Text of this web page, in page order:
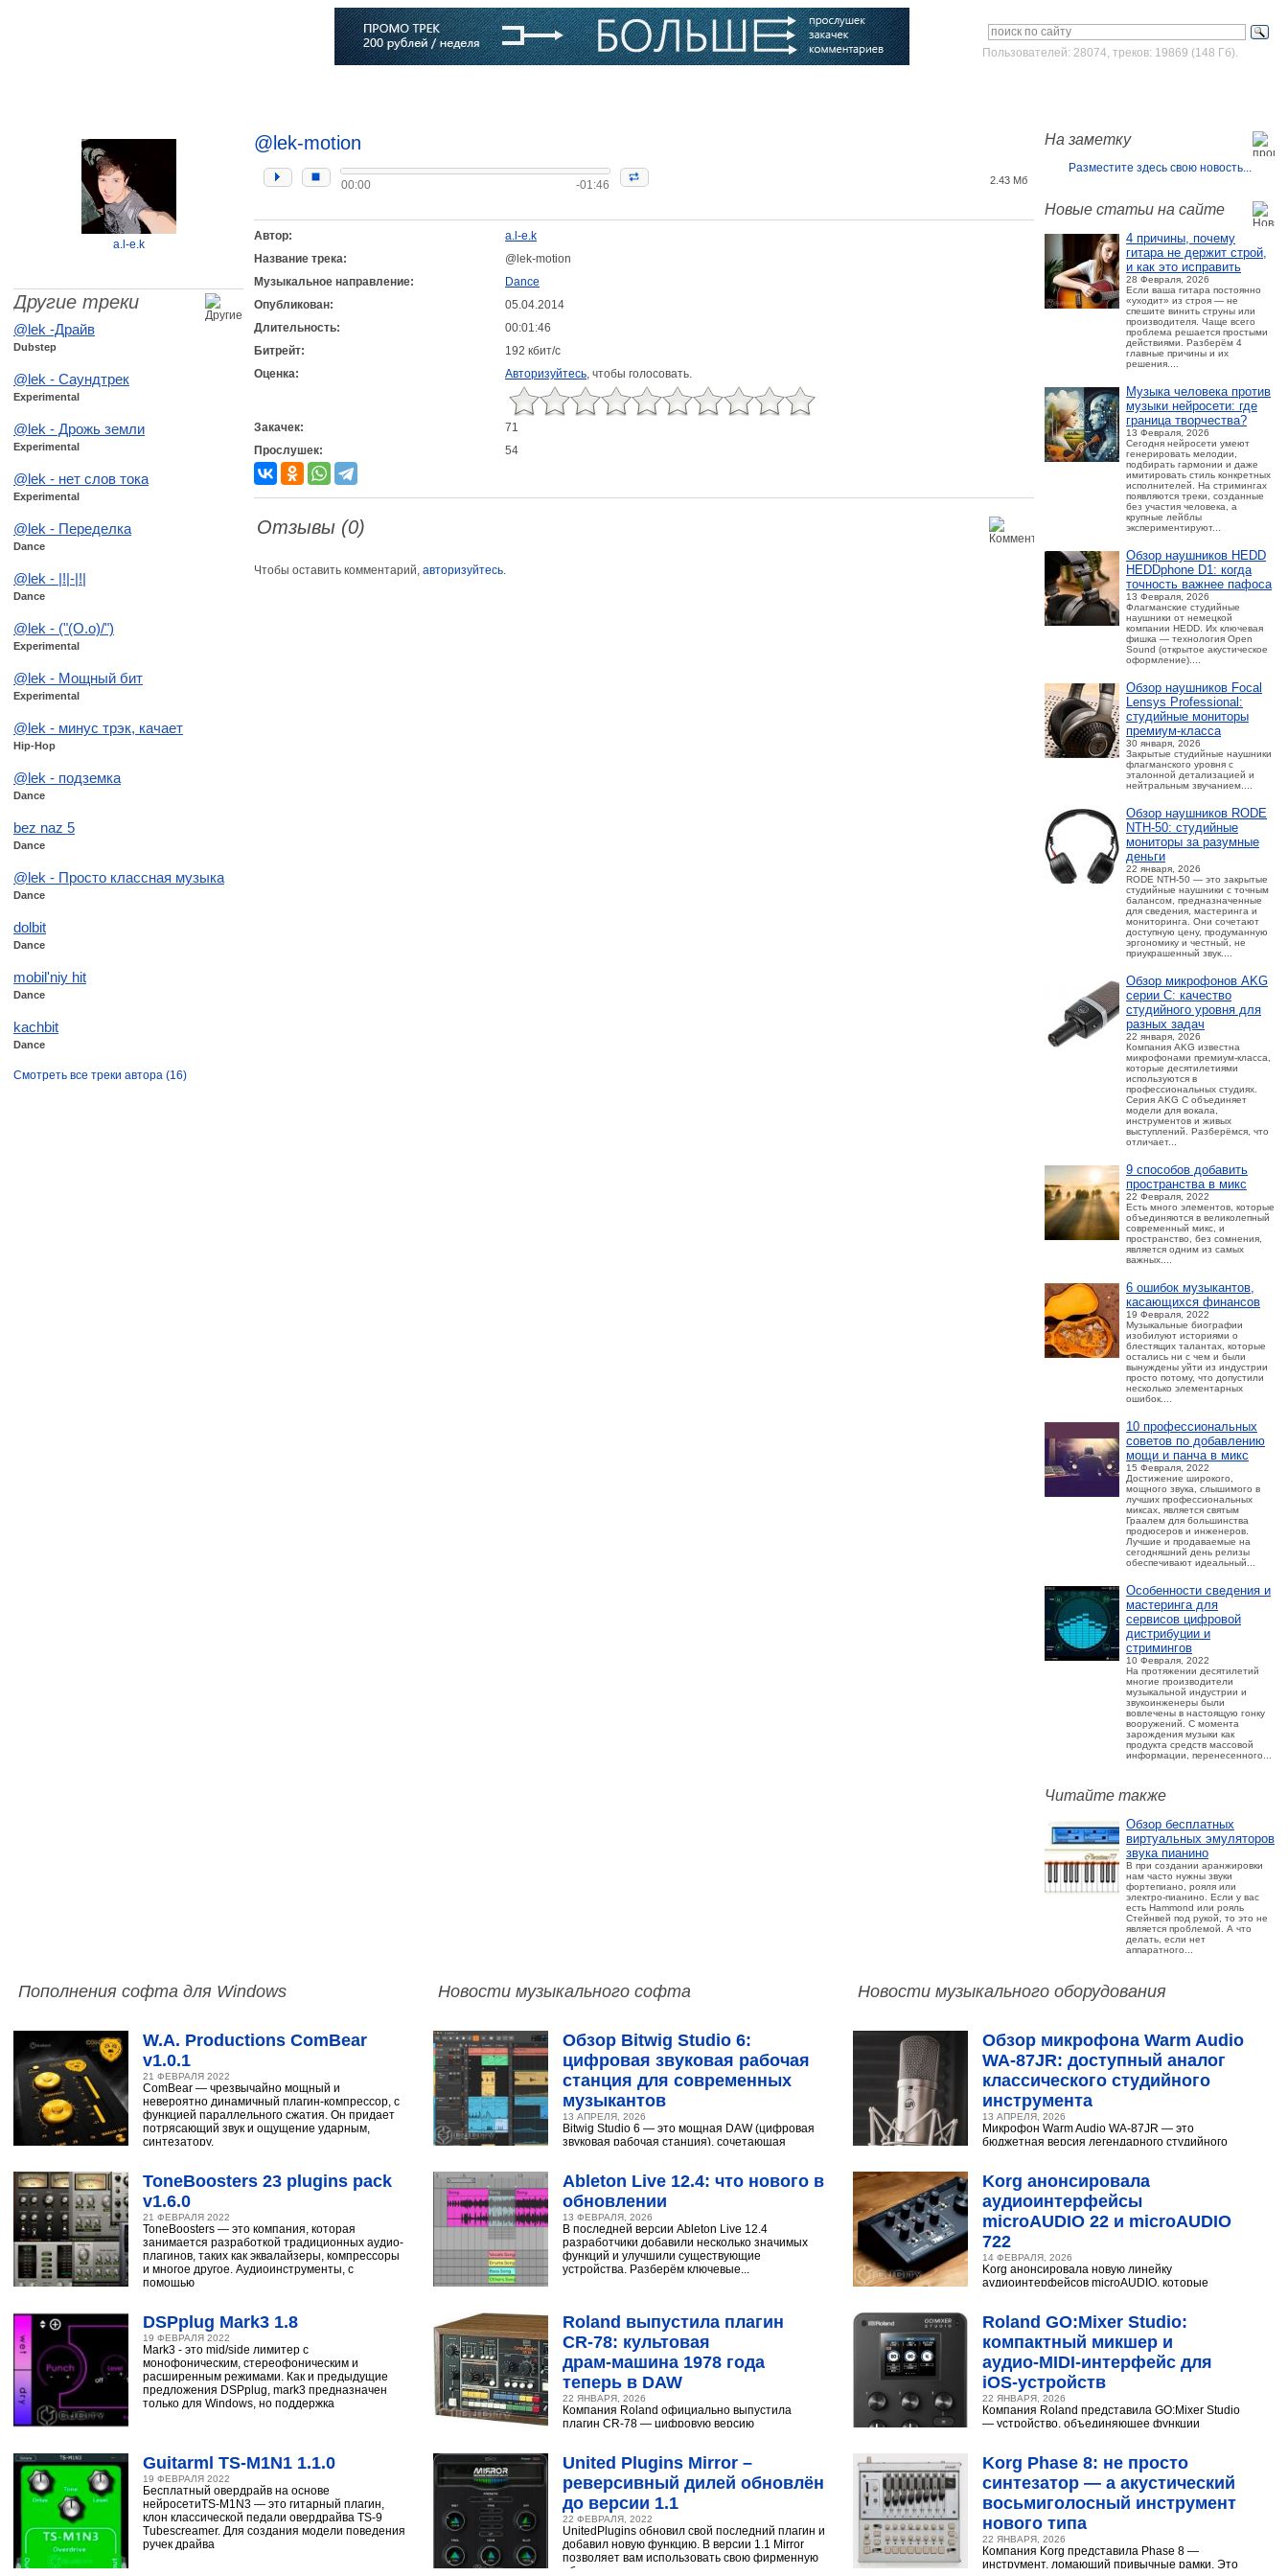
Пользователей: 28074, треков: 19869 (148 Гб).
На заметку
Разместите здесь свою новость...
Новые статьи на сайте
4 причины, почему
гитара не держит строй,
и как это исправить
28 Февраля, 2026
Если ваша гитара постоянно
«уходит» из строя — не
спешите винить струны или
производителя. Чаще всего
проблема решается простыми
действиями. Разберём 4
главные причины и их
решения....
Музыка человека против
музыки нейросети: где
граница творчества?
13 Февраля, 2026
Сегодня нейросети умеют
генерировать мелодии,
подбирать гармонии и даже
имитировать стиль конкретных
исполнителей. На стримингах
появляются треки, созданные
без участия человека, а
крупные лейблы
экспериментируют...
Обзор наушников HEDD
HEDDphone D1: когда
точность важнее пафоса
13 Февраля, 2026
Флагманские студийные
наушники от немецкой
компании HEDD. Их ключевая
фишка — технология Open
Sound (открытое акустическое
оформление)....
Обзор наушников Focal
Lensys Professional:
студийные мониторы
премиум‑класса
30 января, 2026
Закрытые студийные наушники
флагманского уровня с
эталонной детализацией и
нейтральным звучанием....
Обзор наушников RODE
NTH-50: студийные
мониторы за разумные
деньги
22 января, 2026
RODE NTH-50 — это закрытые
студийные наушники с точным
балансом, предназначенные
для сведения, мастеринга и
мониторинга. Они сочетают
доступную цену, продуманную
эргономику и честный, не
приукрашенный звук....
Обзор микрофонов AKG
серии C: качество
студийного уровня для
разных задач
22 января, 2026
Компания AKG известна
микрофонами премиум-класса,
которые десятилетиями
используются в
профессиональных студиях.
Серия AKG C объединяет
модели для вокала,
инструментов и живых
выступлений. Разберёмся, что
отличает...
9 способов добавить
пространства в микс
22 Февраля, 2022
Есть много элементов, которые
объединяются в великолепный
современный микс, и
пространство, без сомнения,
является одним из самых
важных....
6 ошибок музыкантов,
касающихся финансов
19 Февраля, 2022
Музыкальные биографии
изобилуют историями о
блестящих талантах, которые
остались ни с чем и были
вынуждены уйти из индустрии
просто потому, что допустили
несколько элементарных
ошибок....
10 профессиональных
советов по добавлению
мощи и панча в микс
15 Февраля, 2022
Достижение широкого,
мощного звука, слышимого в
лучших профессиональных
миксах, является святым
Граалем для большинства
продюсеров и инженеров.
Лучшие и продаваемые на
сегодняшний день релизы
обеспечивают идеальный...
Особенности сведения и
мастеринга для
сервисов цифровой
дистрибуции и
стримингов
10 Февраля, 2022
На протяжении десятилетий
многие производители
музыкальной индустрии и
звукоинженеры были
вовлечены в настоящую гонку
вооружений. С момента
зарождения музыки как
продукта средств массовой
информации, перенесенного...
Читайте также
Обзор бесплатных
виртуальных эмуляторов
звука пианино
В при создании аранжировки
нам часто нужны звуки
фортепиано, рояля или
электро-пианино. Если у вас
есть Hammond или рояль
Стейнвей под рукой, то это не
является проблемой. А что
делать, если нет
аппаратного...
a.l-e.k
Другие треки
@lek -Драйв
Dubstep
@lek - Саундтрек
Experimental
@lek - Дрожь земли
Experimental
@lek - нет слов тока
Experimental
@lek - Переделка
Dance
@lek - |!|-|!|
Dance
@lek - ("(O.o)/")
Experimental
@lek - Мощный бит
Experimental
@lek - минус трэк, качает
Hip-Hop
@lek - подземка
Dance
bez naz 5
Dance
@lek - Просто классная музыка
Dance
dolbit
Dance
mobil'niy hit
Dance
kachbit
Dance
Смотреть все треки автора (16)
2.43 Мб
@lek-motion
00:00 -01:46
Автор:
a.l-e.k
Название трека:
@lek-motion
Музыкальное направление:
Dance
Опубликован:
05.04.2014
Длительность:
00:01:46
Битрейт:
192 кбит/с
Оценка:
Авторизуйтесь, чтобы голосовать.
Закачек:
71
Прослушек:
54
Отзывы (0)
Чтобы оставить комментарий, авторизуйтесь.
Пополнения софта для Windows
W.A. Productions ComBear
v1.0.1
21 ФЕВРАЛЯ 2022
ComBear — чрезвычайно мощный и
невероятно динамичный плагин-компрессор, с
функцией параллельного сжатия. Он придает
потрясающий звук и ощущение ударным,
синтезатору,
ToneBoosters 23 plugins pack
v1.6.0
21 ФЕВРАЛЯ 2022
ToneBoosters — это компания, которая
занимается разработкой традиционных аудио-
плагинов, таких как эквалайзеры, компрессоры
и многое другое. Аудиоинструменты, с
помощью
DSPplug Mark3 1.8
19 ФЕВРАЛЯ 2022
Mark3 - это mid/side лимитер с
монофоническим, стереофоническим и
расширенным режимами. Как и предыдущие
предложения DSPplug, mark3 предназначен
только для Windows, но поддержка
Guitarml TS-M1N1 1.1.0
19 ФЕВРАЛЯ 2022
Бесплатный овердрайв на основе
нейросетиTS-M1N3 — это гитарный плагин,
клон классической педали овердрайва TS-9
Tubescreamer. Для создания модели поведения
ручек драйва
Новости музыкального софта
Обзор Bitwig Studio 6:
цифровая звуковая рабочая
станция для современных
музыкантов
13 АПРЕЛЯ, 2026
Bitwig Studio 6 — это мощная DAW (цифровая
звуковая рабочая станция), сочетающая
Ableton Live 12.4: что нового в
обновлении
13 ФЕВРАЛЯ, 2026
В последней версии Ableton Live 12.4
разработчики добавили несколько значимых
функций и улучшили существующие
устройства. Разберём ключевые...
Roland выпустила плагин
CR‑78: культовая
драм‑машина 1978 года
теперь в DAW
22 ЯНВАРЯ, 2026
Компания Roland официально выпустила
плагин CR-78 — цифровую версию
United Plugins Mirror –
реверсивный дилей обновлён
до версии 1.1
22 ФЕВРАЛЯ, 2022
UnitedPlugins обновил свой последний плагин и
добавил новую функцию. В версии 1.1 Mirror
позволяет вам использовать свою фирменную
обратную...
Новости музыкального оборудования
Обзор микрофона Warm Audio
WA‑87JR: доступный аналог
классического студийного
инструмента
13 АПРЕЛЯ, 2026
Микрофон Warm Audio WA‑87JR — это
бюджетная версия легендарного студийного
Korg анонсировала
аудиоинтерфейсы
microAUDIO 22 и microAUDIO
722
14 ФЕВРАЛЯ, 2026
Korg анонсировала новую линейку
аудиоинтерфейсов microAUDIO, которые
Roland GO:Mixer Studio:
компактный микшер и
аудио‑MIDI‑интерфейс для
iOS‑устройств
22 ЯНВАРЯ, 2026
Компания Roland представила GO:Mixer Studio
— устройство, объединяющее функции
Korg Phase 8: не просто
синтезатор — а акустический
восьмиголосный инструмент
нового типа
22 ЯНВАРЯ, 2026
Компания Korg представила Phase 8 —
инструмент, ломающий привычные рамки. Это